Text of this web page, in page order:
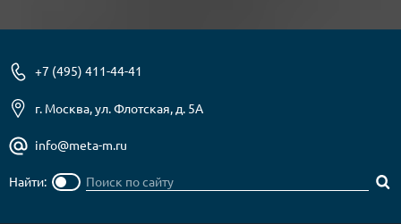
+7 (495) 411-44-41
г. Москва, ул. Флотская, д. 5А
info@meta-m.ru
Найти: